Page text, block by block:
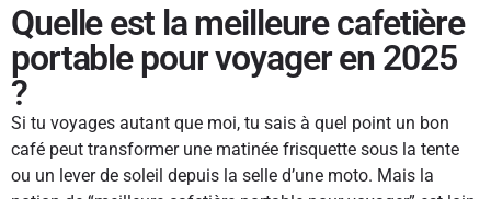
Quelle est la meilleure cafetière
portable pour voyager en 2025
?
Si tu voyages autant que moi, tu sais à quel point un bon
café peut transformer une matinée frisquette sous la tente
ou un lever de soleil depuis la selle d’une moto. Mais la